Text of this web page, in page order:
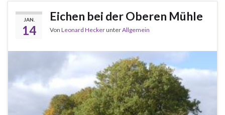
JAN.
14
Eichen bei der Oberen Mühle
Von Leonard HeckerunterAllgemein